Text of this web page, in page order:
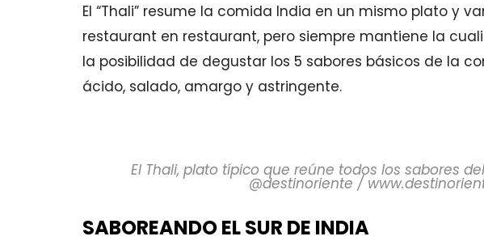
El “Thali” resume la comida India en un mismo plato y
restaurant en restaurant, pero siempre mantiene la
la posibilidad de degustar los 5 sabores básicos de la
ácido, salado, amargo y astringente.
El Thali, plato típico que reúne todos los sabores
@destinoriente /
SABOREANDO EL SUR DE INDIA